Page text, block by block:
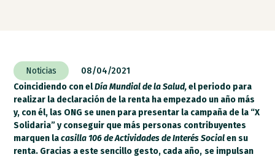
Noticias
08/04/2021
Coincidiendo con elDía Mundial de la Salud,el periodo para
realizar la declaración de la renta ha empezado un año más
y, con él, las ONG se unen para presentar la campaña de la “X
Solidaria” y conseguir que más personas contribuyentes
marquen lacasilla 106 de Actividades de Interés Socialen su
renta. Gracias a este sencillo gesto, cada año, se impulsan